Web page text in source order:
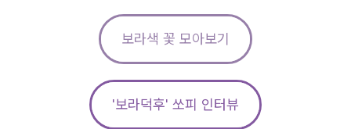
보라색 꽃 모아보기
'보라덕후' 쏘피 인터뷰